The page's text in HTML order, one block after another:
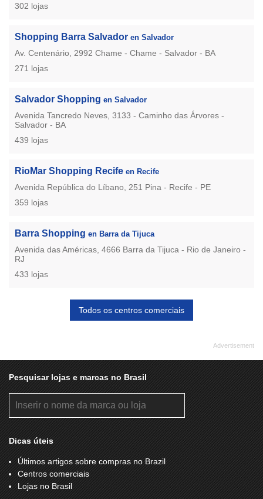
302 lojas
Shopping Barra Salvador en Salvador
Av. Centenário, 2992 Chame - Chame - Salvador - BA
271 lojas
Salvador Shopping en Salvador
Avenida Tancredo Neves, 3133 - Caminho das Árvores -
Salvador - BA
439 lojas
RioMar Shopping Recife en Recife
Avenida República do Líbano, 251 Pina - Recife - PE
359 lojas
Barra Shopping en Barra da Tijuca
Avenida das Américas, 4666 Barra da Tijuca - Rio de Janeiro -
RJ
433 lojas
Todos os centros comerciais
Pesquisar lojas e marcas no Brasil
Dicas úteis
Últimos artigos sobre compras no Brazil
Centros comerciais
Lojas no Brasil